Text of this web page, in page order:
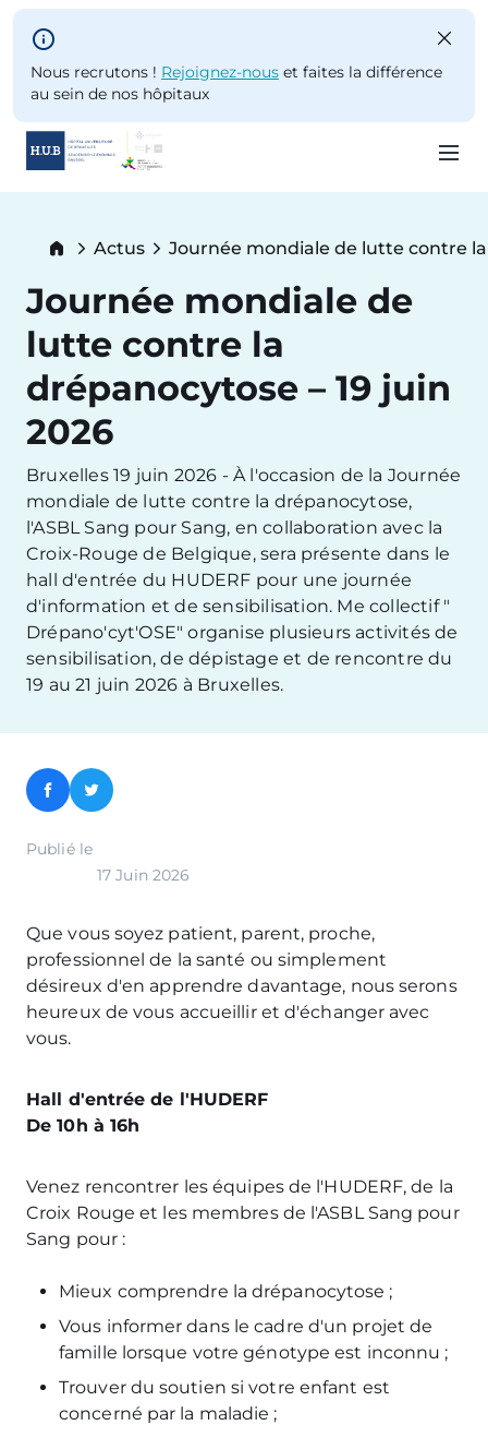
Skip to main content
Nous recrutons ! Rejoignez-nous et faites la différence
au sein de nos hôpitaux
content
Breadcrumb
Actus Journée mondiale de lutte contre
Journée mondiale de
lutte contre la
drépanocytose – 19 juin
2026
Bruxelles 19 juin 2026 - À l'occasion de la Journée
mondiale de lutte contre la drépanocytose,
l'ASBL Sang pour Sang, en collaboration avec la
Croix-Rouge de Belgique, sera présente dans le
hall d'entrée du HUDERF pour une journée
d'information et de sensibilisation. Me collectif "
Drépano'cyt'OSE" organise plusieurs activités de
sensibilisation, de dépistage et de rencontre du
19 au 21 juin 2026 à Bruxelles.
Facebook
Twitter
Publié le
17 Juin 2026
Que vous soyez patient, parent, proche,
professionnel de la santé ou simplement
désireux d'en apprendre davantage, nous serons
heureux de vous accueillir et d'échanger avec
vous.
Hall d'entrée de l'HUDERF
De 10h à 16h
Venez rencontrer les équipes de l'HUDERF, de la
Croix Rouge et les membres de l'ASBL Sang pour
Sang pour :
Mieux comprendre la drépanocytose ;
Vous informer dans le cadre d'un projet de
famille lorsque votre génotype est inconnu ;
Trouver du soutien si votre enfant est
concerné par la maladie ;